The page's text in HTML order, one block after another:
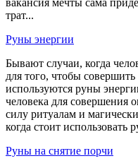
вакансия мечты сама
трат...
Руны энергии
Бывают случаи, когда
для того, чтобы
используются руны
человека для совершения
силу ритуалам и
когда стоит использовать
Руны на снятие порчи